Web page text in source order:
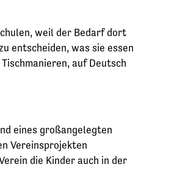
weil der Bedarf dort
entscheiden, was sie essen
auf Deutsch
eines großangelegten
Vereinsprojekten
die Kinder auch in der